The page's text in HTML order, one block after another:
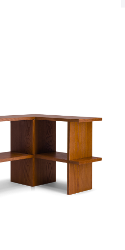
disponible